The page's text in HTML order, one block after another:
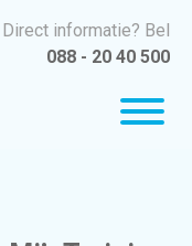
Direct informatie? Bel
088 - 20 40 500